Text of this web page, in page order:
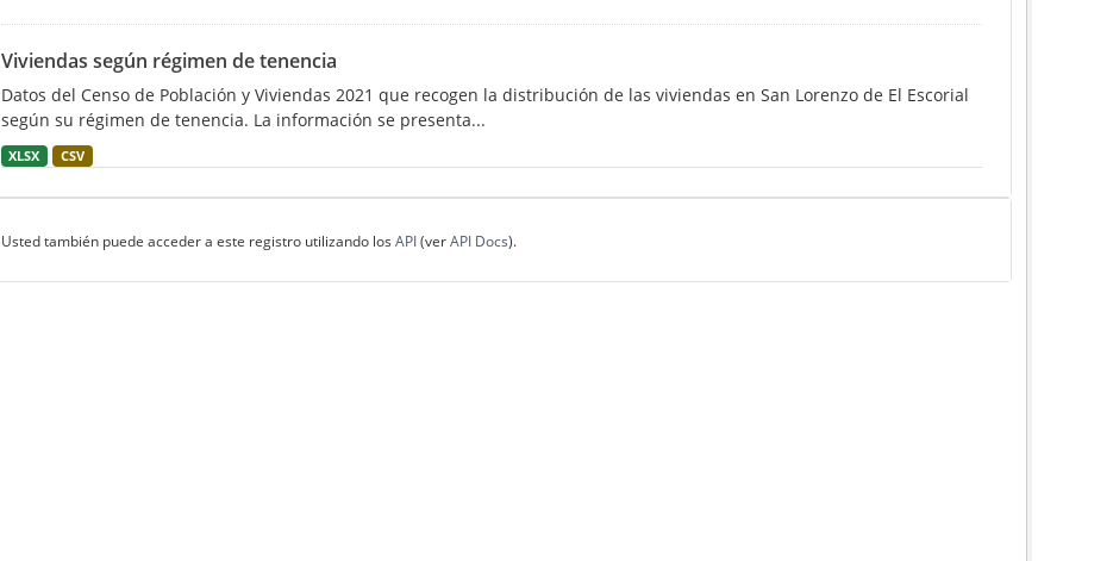
Viviendas según régimen de tenencia
Datos del Censo de Población y Viviendas 2021 que recogen la distribución de las viviendas en San Lorenzo de El Escorial
según su régimen de tenencia. La información se presenta...
XLSX CSV
Usted también puede acceder a este registro utilizando los API(verAPI Docs).